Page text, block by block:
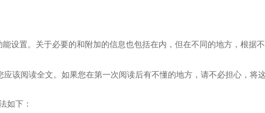
能设置。关于必要的和附加的信息也包括在内，但在不同的地方，根据
该阅读全文。如果您在第一次阅读后有不懂的地方，请不必担心，将
如下：